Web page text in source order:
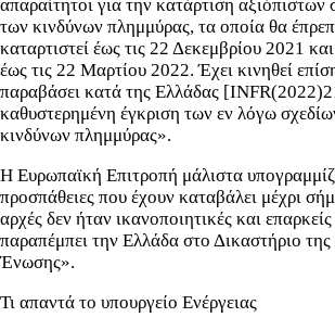
απαραίτητοι για την κατάρτιση αξιόπιστων
των κινδύνων πλημμύρας, τα οποία θα
καταρτιστεί έως τις 22 Δεκεμβρίου 2021
έως τις 22 Μαρτίου 2022. Έχει κινηθεί
παραβάσει κατά της Ελλάδας
καθυστερημένη έγκριση των εν λόγω
κινδύνων πλημμύρας».
Η Ευρωπαϊκή Επιτροπή μάλιστα
προσπάθειες που έχουν καταβάλει μέχρι
αρχές δεν ήταν ικανοποιητικές και
παραπέμπει την Ελλάδα στο Δικαστήριο
Ένωσης».
Τι απαντά το υπουργείο Ενέργειας